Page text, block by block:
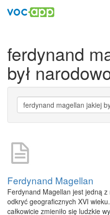
ferdynand
był
Ferdynand Magellan
Ferdynand Magellan jest jedną
odkryć geograficznych XVI
całkowicie zmieniło się ludzkie